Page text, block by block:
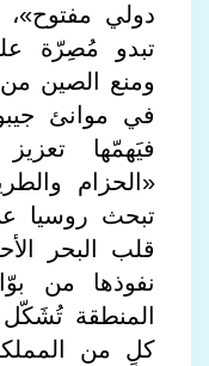
دولي مفتوح»،
تبدو مُصِرّة
ومنع الصين
في موانئ
فيَهمّها
«الحزام
تبحث روسيا
قلب البحر
نفوذها من
المنطقة
كلٍ من